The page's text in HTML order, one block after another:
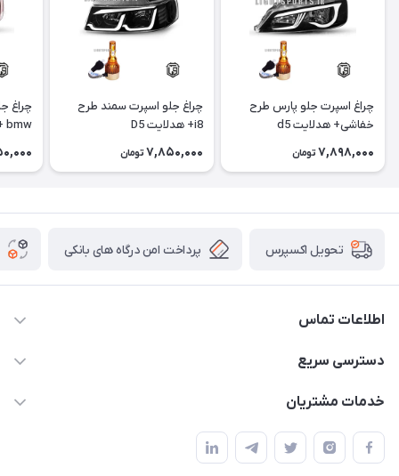
چراغ اسپرت جلو پارس طرح
خفاشی+ هدلایت d5
7,898,000 تومان
چراغ جلو اسپرت سمند طرح
i8+ هدلایت D5
7,850,000 تومان
چراغ
bmw + هدلایت D5
تحویل اکسپرس پرداخت امن درگاه های بانکی
اطلاعات تماس
09012926386
دسترسی سریع
حساب کاربری
لیست محصولات
خدمات مشتریان
قوانین و مقررات
حریم خصوصی